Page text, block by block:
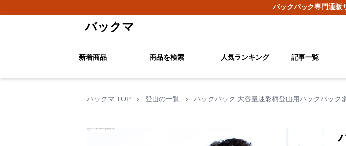
バックパック専門通販
バックマ
新着商品 商品を検索 人気ランキング 記事一覧
バックマ TOP › 登山の一覧 › バックパック 大容量迷彩柄登山用バックパック